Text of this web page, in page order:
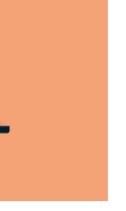
sobre los